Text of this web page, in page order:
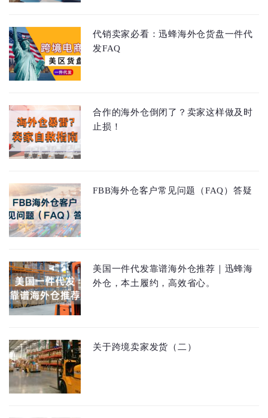
代销卖家必看：迅蜂海外仓货盘一件代
发FAQ
合作的海外仓倒闭了？卖家这样做及时
止损！
FBB海外仓客户常见问题（FAQ）答疑
美国一件代发靠谱海外仓推荐｜迅蜂海
外仓，本土履约，高效省心。
关于跨境卖家发货（二）